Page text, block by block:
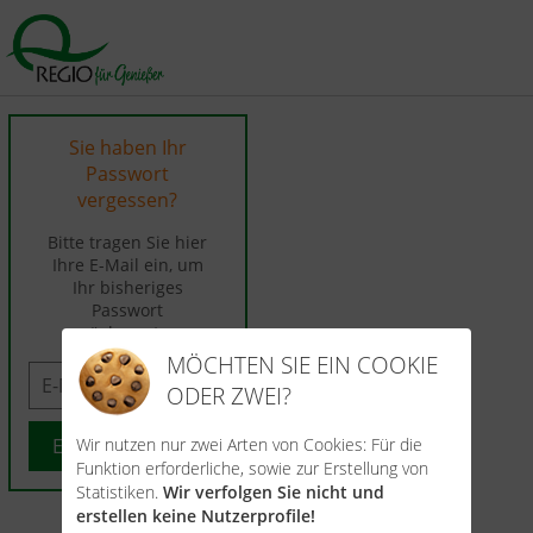
Sie haben Ihr
Passwort
vergessen?
Bitte tragen Sie hier
Ihre E-Mail ein, um
Ihr bisheriges
Passwort
zurückzusetzen.
MÖCHTEN SIE EIN COOKIE
ODER ZWEI?
Wir nutzen nur zwei Arten von Cookies: Für die
Funktion erforderliche, sowie zur Erstellung von
Statistiken. Wir verfolgen Sie nicht und
erstellen keine Nutzerprofile!